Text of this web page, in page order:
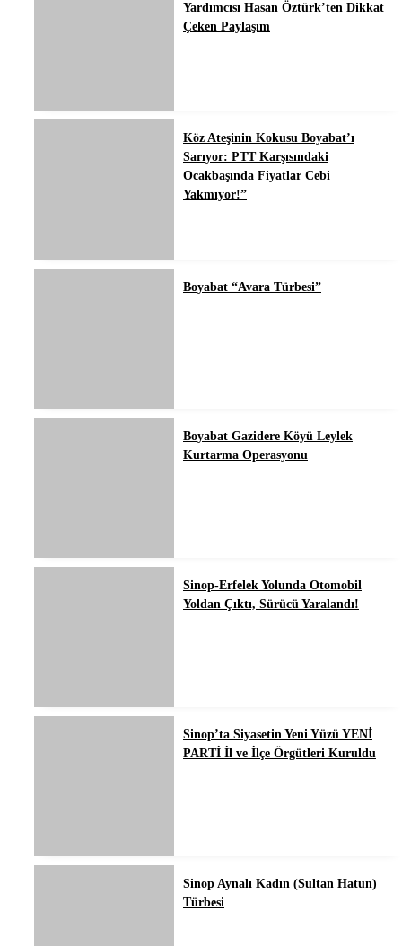
Yardımcısı Hasan Öztürk’ten Dikkat
Çeken Paylaşım
Köz Ateşinin Kokusu Boyabat’ı
Sarıyor: PTT Karşısındaki
Ocakbaşında Fiyatlar Cebi
Yakmıyor!”
Boyabat “Avara Türbesi”
Boyabat Gazidere Köyü Leylek
Kurtarma Operasyonu
Sinop-Erfelek Yolunda Otomobil
Yoldan Çıktı, Sürücü Yaralandı!
Sinop’ta Siyasetin Yeni Yüzü YENİ
PARTİ İl ve İlçe Örgütleri Kuruldu
Sinop Aynalı Kadın (Sultan Hatun)
Türbesi